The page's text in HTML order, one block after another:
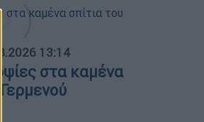
13:14
στα καμένα